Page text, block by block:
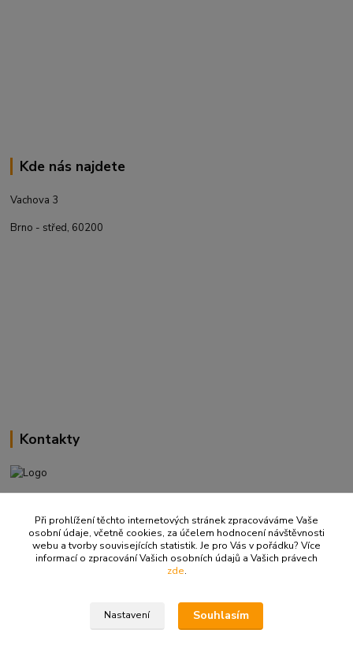
Kde nás najdete
Vachova 3
Brno - střed, 60200
Kontakty
(Po-Pá, 9-18 hod.)
info@ritualbrno-eshop.cz
Při prohlížení těchto internetových stránek zpracováváme Vaše
osobní údaje, včetně cookies, za účelem hodnocení návštěvnosti
webu a tvorby souvisejících statistik. Je pro Vás v pořádku? Více
informací o zpracování Vašich osobních údajů a Vašich právech
zde.
Nastavení Souhlasím